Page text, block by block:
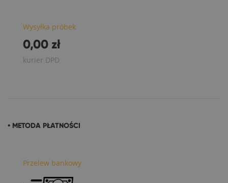
Wysyłka próbek
0,00 zł
kurier DPD
• METODA PŁATNOŚCI
Przelew bankowy